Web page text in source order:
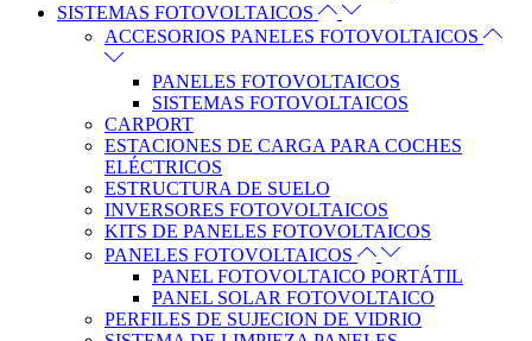
SISTEMAS FOTOVOLTAICOS
ACCESORIOS PANELES FOTOVOLTAICOS
PANELES FOTOVOLTAICOS
SISTEMAS FOTOVOLTAICOS
CARPORT
ESTACIONES DE CARGA PARA COCHES
ELÉCTRICOS
ESTRUCTURA DE SUELO
INVERSORES FOTOVOLTAICOS
KITS DE PANELES FOTOVOLTAICOS
PANELES FOTOVOLTAICOS
PANEL FOTOVOLTAICO PORTÁTIL
PANEL SOLAR FOTOVOLTAICO
PERFILES DE SUJECION DE VIDRIO